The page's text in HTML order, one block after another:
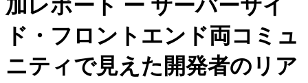
加レポート ー サーバーサイ
ド・フロントエンド両コミュ
ニティで見えた開発者のリア